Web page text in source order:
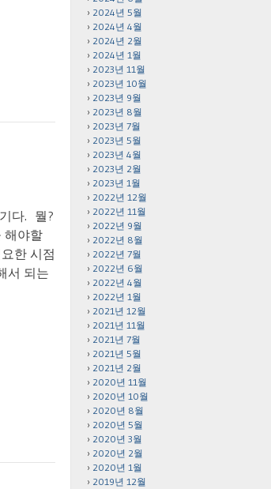
다. 뭘?
해야할
한 시점
서 되는
2024년 5월
2024년 4월
2024년 2월
2024년 1월
2023년 11월
2023년 10월
2023년 9월
2023년 8월
2023년 7월
2023년 5월
2023년 4월
2023년 2월
2023년 1월
2022년 12월
2022년 11월
2022년 9월
2022년 8월
2022년 7월
2022년 6월
2022년 4월
2022년 1월
2021년 12월
2021년 11월
2021년 7월
2021년 5월
2021년 2월
2020년 11월
2020년 10월
2020년 8월
2020년 5월
2020년 3월
2020년 2월
2020년 1월
2019년 12월